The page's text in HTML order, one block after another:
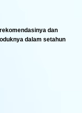
dan
dalam setahun